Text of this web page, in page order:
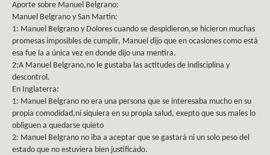
Aporte sobre Manuel Belgrano:
Manuel Belgrano y San Martin:
1: Manuel Belgrano y Dolores cuando se despidieron,se hicieron muchas
promesas imposibles de cumplir, Manuel dijo que en ocasiones como está
esa fue la a única vez en donde dijo una mentira.
2:A Manuel Belgrano,no le gustaba las actitudes de indisciplina y
descontrol.
En Inglaterra:
1: Manuel Belgrano no era una persona que se interesaba mucho en su
propia comodidad,ni siquiera en su propia salud, exepto que sus males lo
obliguen a quedarse quieto
2: Manuel Belgrano no iba a aceptar que se gastará ni un solo peso del
estado que no estuviera bien justificado.